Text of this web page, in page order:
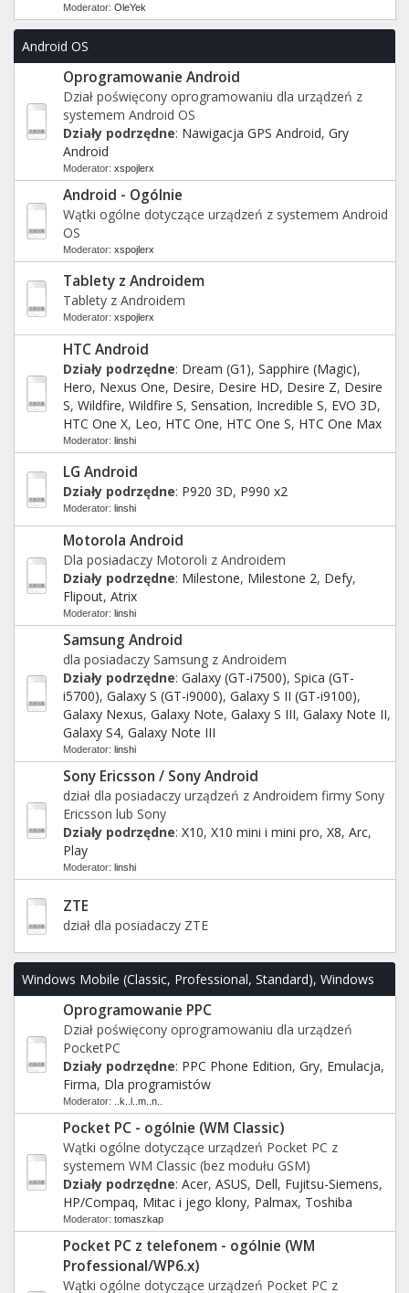
Moderator: OleYek
Android OS
Oprogramowanie Android
Dział poświęcony oprogramowaniu dla urządzeń z
systemem Android OS
Działy podrzędne: Nawigacja GPS Android, Gry
Android
Moderator: xspojlerx
Android - Ogólnie
Wątki ogólne dotyczące urządzeń z systemem Android
OS
Moderator: xspojlerx
Tablety z Androidem
Tablety z Androidem
Moderator: xspojlerx
HTC Android
Działy podrzędne: Dream (G1), Sapphire (Magic),
Hero, Nexus One, Desire, Desire HD, Desire Z, Desire
S, Wildfire, Wildfire S, Sensation, Incredible S, EVO 3D,
HTC One X, Leo, HTC One, HTC One S, HTC One Max
Moderator: linshi
LG Android
Działy podrzędne: P920 3D, P990 x2
Moderator: linshi
Motorola Android
Dla posiadaczy Motoroli z Androidem
Działy podrzędne: Milestone, Milestone 2, Defy,
Flipout, Atrix
Moderator: linshi
Samsung Android
dla posiadaczy Samsung z Androidem
Działy podrzędne: Galaxy (GT-i7500), Spica (GT-
i5700), Galaxy S (GT-i9000), Galaxy S II (GT-i9100),
Galaxy Nexus, Galaxy Note, Galaxy S III, Galaxy Note II,
Galaxy S4, Galaxy Note III
Moderator: linshi
Sony Ericsson / Sony Android
dział dla posiadaczy urządzeń z Androidem firmy Sony
Ericsson lub Sony
Działy podrzędne: X10, X10 mini i mini pro, X8, Arc,
Play
Moderator: linshi
ZTE
dział dla posiadaczy ZTE
Windows Mobile (Classic, Professional, Standard), Windows
Phone 6.x oraz 7/8.x/10
Oprogramowanie PPC
Dział poświęcony oprogramowaniu dla urządzeń
PocketPC
Działy podrzędne: PPC Phone Edition, Gry, Emulacja,
Firma, Dla programistów
Moderator: ..k..l..m..n..
Pocket PC - ogólnie (WM Classic)
Wątki ogólne dotyczące urządzeń Pocket PC z
systemem WM Classic (bez modułu GSM)
Działy podrzędne: Acer, ASUS, Dell, Fujitsu-Siemens,
HP/Compaq, Mitac i jego klony, Palmax, Toshiba
Moderator: tomaszkap
Pocket PC z telefonem - ogólnie (WM
Professional/WP6.x)
Wątki ogólne dotyczące urządzeń Pocket PC z